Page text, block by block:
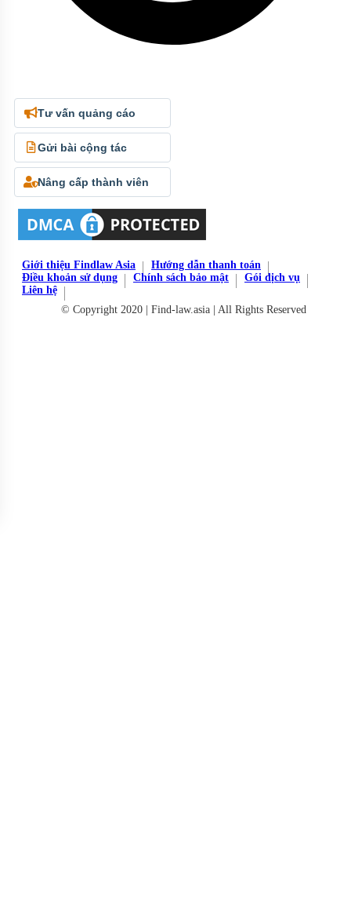
Tư vấn quảng cáo
Gửi bài cộng tác
Nâng cấp thành viên
Giới thiệu Findlaw Asia
Hướng dẫn thanh toán
Điều khoản sử dụng
Chính sách bảo mật
Gói dịch vụ
Liên hệ
© Copyright 2020 | Find-law.asia | All Rights Reserved